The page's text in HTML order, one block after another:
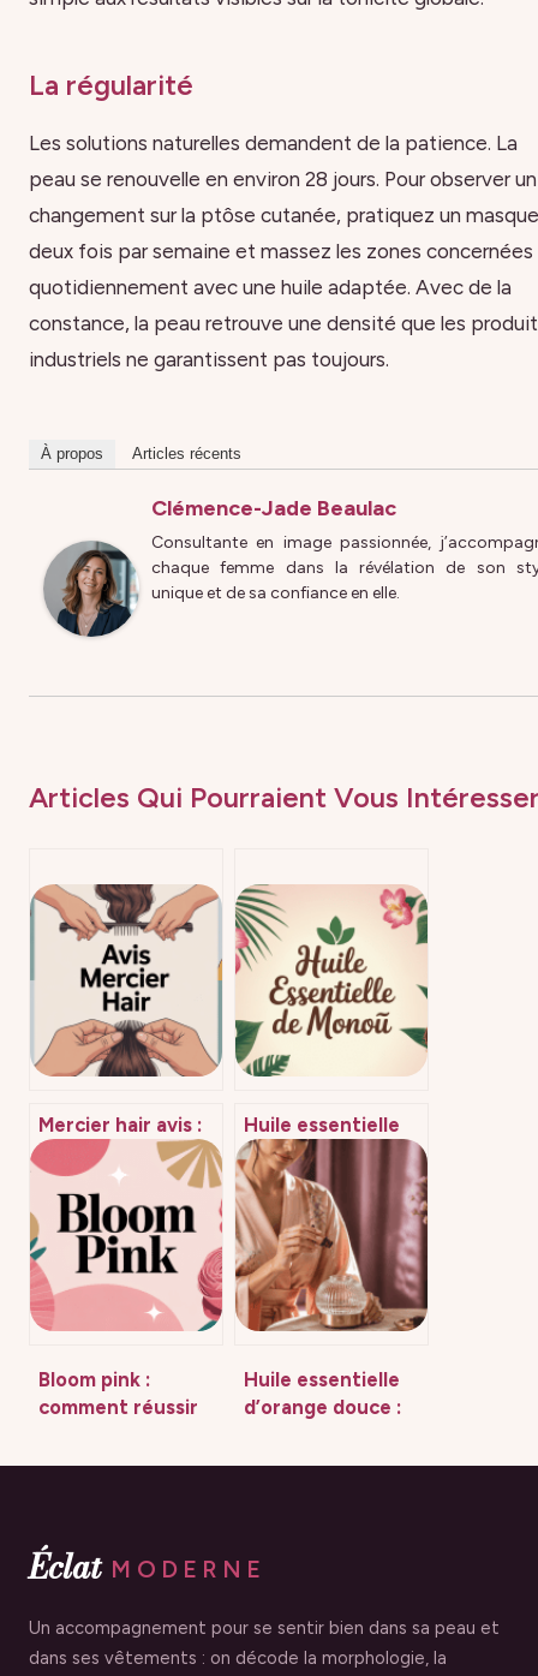
La régularité
Les solutions naturelles demandent de la patience. La
peau se renouvelle en environ 28 jours. Pour observer un
changement sur la ptôse cutanée, pratiquez un masque
deux fois par semaine et massez les zones concernées
quotidiennement avec une huile adaptée. Avec de la
constance, la peau retrouve une densité que les
industriels ne garantissent pas toujours.
À propos Articles récents
Clémence-Jade Beaulac
Consultante en image passionnée,
chaque femme dans la révélation de son
unique et de sa confiance en elle.
Articles Qui Pourraient Vous
Mercier hair avis :
ce qu’il faut
vraiment savoir
avant d’acheter
Huile essentielle
de monoï : usages,
bienfaits et
vérités à connaître
Bloom pink :
comment réussir
iconique dans
Huile essentielle
d’orange douce :
3 règles pour une
Éclat MODERNE
Un accompagnement pour se sentir bien dans sa peau et
dans ses vêtements : on décode la morphologie, la